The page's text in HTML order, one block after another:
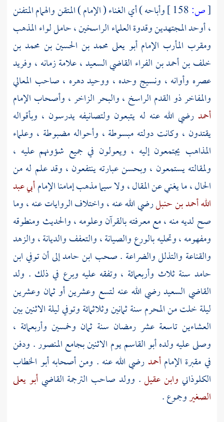
[ص:
وأباحه ) أي الغناء ( الإمام ) المتقن والهمام المتفنن
، أوحد المجتهدين وقدوة العلماء الراسخين ، حامل لواء المذهب
ومقرب المأرب الإمامأبو يعلى محمد بن الحسين بن محمد بن
خلف بن أحمد بن الفراء القاضي السعيد ، علامة زمانه ، وفريد
عصره وأوانه ، ونسيج وحده ، ووحيد دهره ، صاحب المعالي
والمفاخر ذو القدم الراسخ ، والبحر الزاخر ، وأصحاب الإمام
أحمدرضي الله عنه له يتبعون ولتصانيفه يدرسون ، وبأقواله
يقتدون ، وكانت دولته مبسوطة ، وأحواله مضبوطة ، وعلماء
المذاهب يجتمعون إليه ، ويعولون في جميع شؤونهم عليه ،
ولمقالته يستمعون ، وبحسن عبارته ينتفعون ، وقد علم له من
الحال ، ما يغني عن المقال ، ولا سيما مذهب إمامنا الإمامأبي عبد
الله أحمد بن حنبلرضي الله عنه ، واختلاف الروايات عنه ، وما
صح لديه منه ، مع معرفته بالقرآن وعلومه ، والحديث ومنطوقه
ومفهومه ، وتحليه بالورع والصيانة ، والتعفف والديانة ، والزهد
والقناعة والتذلل والضراعة . صحب ابن حامدإلى أن توفيابن
حامد سنة ثلاث وأربعمائة ، وتفقه عليه وبرع في ذلك . ولد
القاضي السعيد رضي الله عنه لتسع وعشرين أو ثمان وعشرين
ليلة خلت من المحرم سنة ثمانين وثلاثمائة وتوفي ليلة الاثنين بين
العشاءين تاسعة عشر رمضان سنة ثمان وخمسين وأربعمائة ،
وصلى عليه ولدهأبو القاسميوم الاثنين بجامع المنصور . ودفن
في مقبرة الإمامأحمدرضي الله عنه . ومن أصحابهأبو الخطاب
الكلوذاني وابن عقيل. وولد صاحب الترجمة القاضيأبو يعلى
الصغيروجموع .